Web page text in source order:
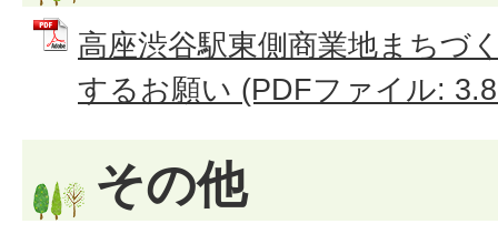
高座渋谷駅東側商業地まちづ
するお願い (PDFファイル:
その他